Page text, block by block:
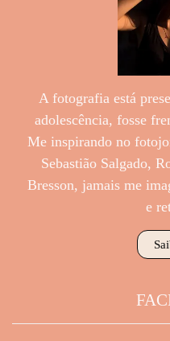
A fotografia está
adolescência, fosse
Me inspirando no
Sebastião Salgado,
Bresson, jamais me
e